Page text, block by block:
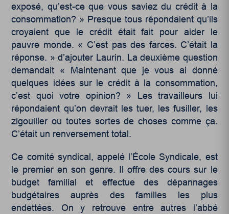
exposé, qu’est-ce que vous saviez du crédit à la
consommation? » Presque tous répondaient qu’ils
croyaient que le crédit était fait pour aider le
pauvre monde. « C’est pas des farces. C’était la
réponse. » d’ajouter Laurin. La deuxième question
demandait « Maintenant que je vous ai donné
quelques idées sur le crédit à la consommation,
c’est quoi votre opinion? » Les travailleurs lui
répondaient qu’on devrait les tuer, les fusiller, les
zigouiller ou toutes sortes de choses comme ça.
C’était un renversement total.
Ce comité syndical, appelé l’École Syndicale, est
le premier en son genre. Il offre des cours sur le
budget familial et effectue des dépannages
budgétaires auprès des familles les plus
endettées. On y retrouve entre autres l’abbé